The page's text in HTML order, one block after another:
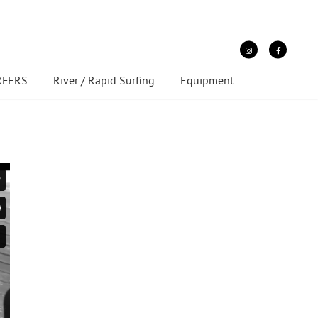
River / Rapid Surfing Equipment